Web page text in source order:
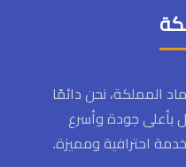
المملكة، نحن دائمًا
بأعلى جودة وأسرع
احترافية ومميزة.